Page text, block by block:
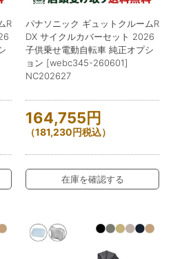
R
パナソニック ギュットクルームR
DX サイクルカバーセット 2026
子供乗せ電動自転車 純正オプシ
ョン [webc345-260601]
NC202627
164,755円
（181,230円税込）
在庫を確認する